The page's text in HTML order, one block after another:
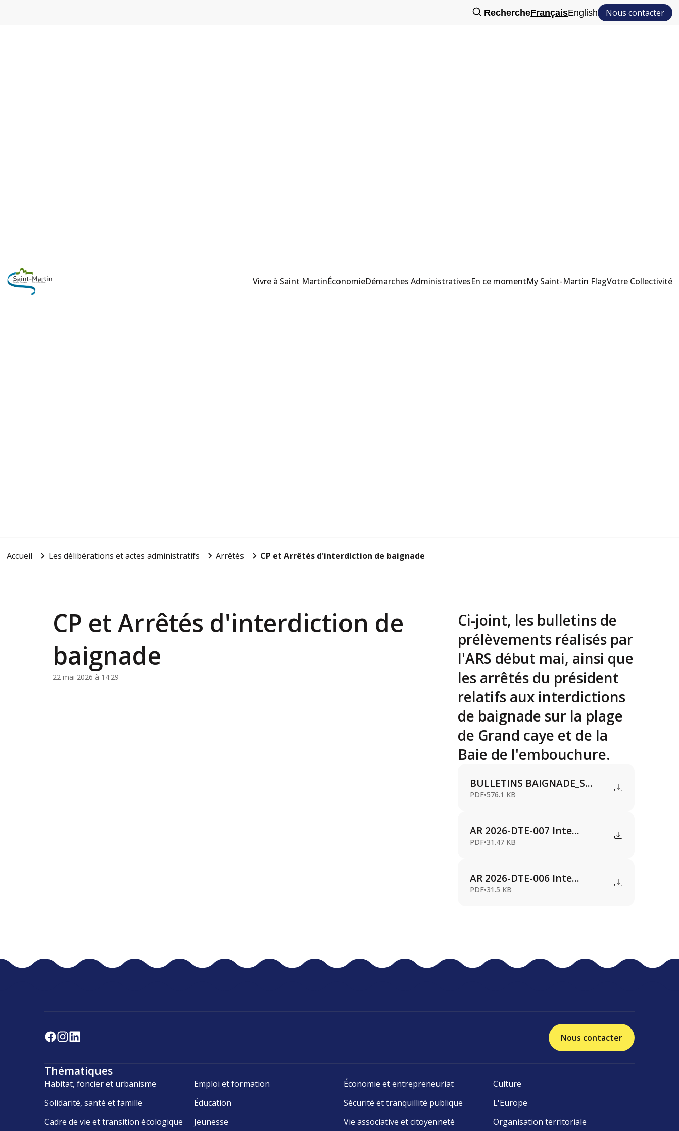
RechercheFrançaisEnglish Nous contacter
Vivre à Saint MartinÉconomieDémarches AdministrativesEn ce momentMy Saint-Martin FlagVotre Collectivité
Accueil Les délibérations et actes administratifs Arrêtés CP et Arrêtés d'interdiction de baignade
CP et Arrêtés d'interdiction de
baignade
22 mai 2026 à 14:29
Ci-joint, les bulletins de
prélèvements réalisés par
l'ARS début mai, ainsi que
les arrêtés du président
relatifs aux interdictions
de baignade sur la plage
de Grand caye et de la
Baie de l'embouchure.
BULLETINS BAIGNADE_S...
PDF•576.1 KB
AR 2026-DTE-007 Inte...
PDF•31.47 KB
AR 2026-DTE-006 Inte...
PDF•31.5 KB
Nous contacter
Thématiques
Habitat, foncier et urbanisme Emploi et formation Économie et entrepreneuriat
Culture
Solidarité, santé et famille
Éducation Sécurité et tranquillité publique
L'Europe
Cadre de vie et transition écologique
Jeunesse Vie associative et citoyenneté Organisation territoriale